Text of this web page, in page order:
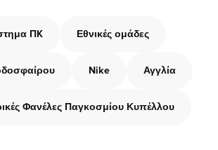
ΠK Εθνικές ομάδες
Nike Αγγλία
Φανέλες Παγκοσμίου Κυπέλλου